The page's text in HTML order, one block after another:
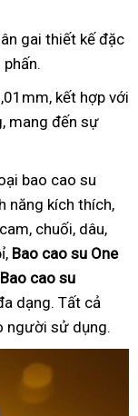
gai thiết kế đặc
kết hợp với
mang đến sự
bao cao su
năng kích thích,
chuối, dâu,
Bao cao su One
Bao cao su
dạng. Tất cả
người sử dụng.